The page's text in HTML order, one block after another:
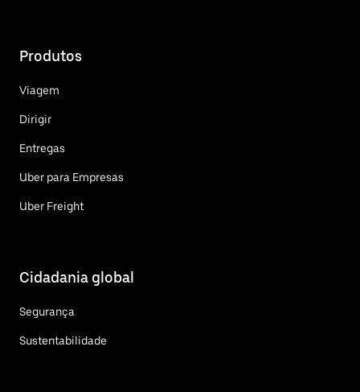
Produtos
Viagem
Dirigir
Entregas
Uber para Empresas
Uber Freight
Cidadania global
Segurança
Sustentabilidade